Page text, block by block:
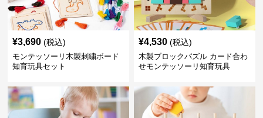
¥3,690 (税込)
モンテッソーリ木製刺繍ボード
知育玩具セット
¥4,530 (税込)
木製ブロックパズル カード合わ
せモンテッソーリ知育玩具